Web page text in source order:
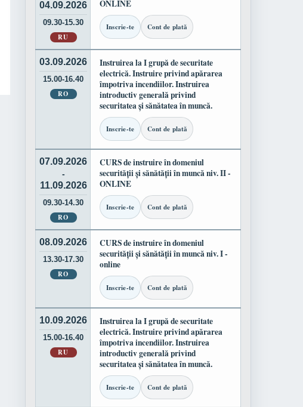
04.09.2026
09.30-15.30
RU
ONLINE
Inscrie-te Cont de plată
03.09.2026
15.00-16.40
RO
Instruirea la I grupă de securitate
electrică. Instruire privind apărarea
împotriva incendiilor. Instruirea
introductiv generală privind
securitatea și sănătatea în muncă.
Inscrie-te Cont de plată
07.09.2026
-
11.09.2026
09.30-14.30
RO
CURS de instruire în domeniul
securității și sănătății în muncă niv. II -
ONLINE
Inscrie-te Cont de plată
08.09.2026
13.30-17.30
RO
CURS de instruire în domeniul
securității și sănătății în muncă niv. I -
online
Inscrie-te Cont de plată
10.09.2026
15.00-16.40
RU
Instruirea la I grupă de securitate
electrică. Instruire privind apărarea
împotriva incendiilor. Instruirea
introductiv generală privind
securitatea și sănătatea în muncă.
Inscrie-te Cont de plată